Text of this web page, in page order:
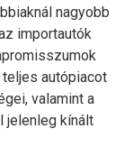
nagyobb
importautók
teljes autópiacot
valamint a
jelenleg kínált